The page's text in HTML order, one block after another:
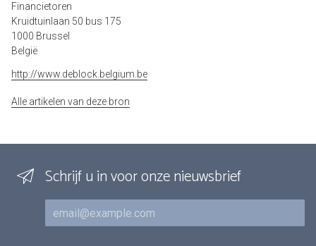
Financietoren
Kruidtuinlaan 50 bus 175
1000 Brussel
België
http://www.deblock.belgium.be
Alle artikelen van deze bron
Schrijf u in voor onze nieuwsbrief
E-mail